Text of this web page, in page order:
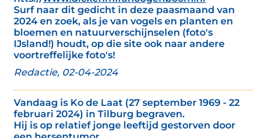
Surf naar dit gedicht in deze paasmaand van
2024 en zoek, als je van vogels en planten en
bloemen en natuurverschijnselen (foto's
IJsland!) houdt, op die site ook naar andere
voortreffelijke foto's!
Redactie, 02-04-2024
Vandaag is Ko de Laat (27 september 1969 - 22
februari 2024) in Tilburg begraven.
Hij is op relatief jonge leeftijd gestorven door